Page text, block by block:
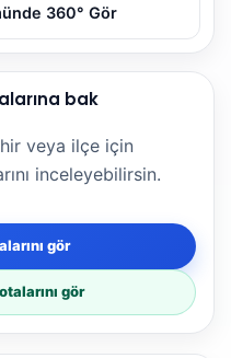
360° Gör
bak
veya ilçe için
inceleyebilirsin.
gör
gör